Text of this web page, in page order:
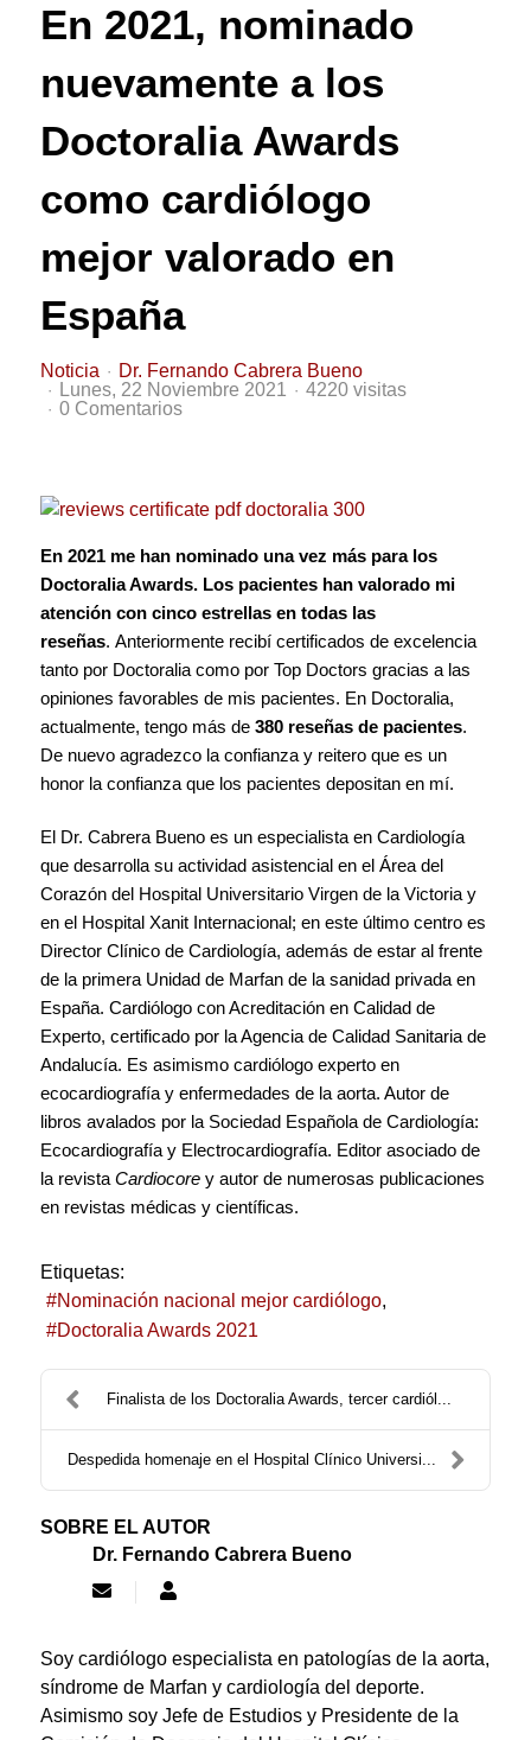
En 2021, nominado
nuevamente a los
Doctoralia Awards
como cardiólogo
mejor valorado en
España
Noticia
Dr. Fernando Cabrera Bueno
Lunes, 22 Noviembre 2021
4220 visitas
0 Comentarios
En 2021 me han nominado una vez más para los
Doctoralia Awards. Los pacientes han valorado mi
atención con cinco estrellas en todas las
reseñas. Anteriormente recibí certificados de excelencia
tanto por Doctoralia como por Top Doctors gracias a las
opiniones favorables de mis pacientes. En Doctoralia,
actualmente, tengo más de 380 reseñas de pacientes.
De nuevo agradezco la confianza y reitero que es un
honor la confianza que los pacientes depositan en mí.
El Dr. Cabrera Bueno es un especialista en Cardiología
que desarrolla su actividad asistencial en el Área del
Corazón del Hospital Universitario Virgen de la Victoria y
en el Hospital Xanit Internacional; en este último centro es
Director Clínico de Cardiología, además de estar al frente
de la primera Unidad de Marfan de la sanidad privada en
España. Cardiólogo con Acreditación en Calidad de
Experto, certificado por la Agencia de Calidad Sanitaria de
Andalucía. Es asimismo cardiólogo experto en
ecocardiografía y enfermedades de la aorta. Autor de
libros avalados por la Sociedad Española de Cardiología:
Ecocardiografía y Electrocardiografía. Editor asociado de
la revista Cardiocore y autor de numerosas publicaciones
en revistas médicas y científicas.
Etiquetas:
Nominación nacional mejor cardiólogo
Doctoralia Awards 2021
Finalista de los Doctoralia Awards, tercer cardiól...
Despedida homenaje en el Hospital Clínico Universi...
SOBRE EL AUTOR
Dr. Fernando Cabrera Bueno
Suscribirse
actualizaciones
Dr.
Bueno
Soy cardiólogo especialista en patologías de la aorta,
síndrome de Marfan y cardiología del deporte.
Asimismo soy Jefe de Estudios y Presidente de la